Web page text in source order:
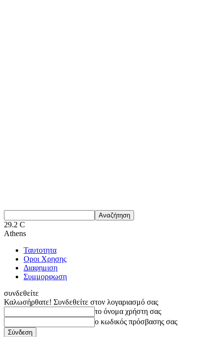
29.2 C
Athens
Ταυτοτητα
Οροι Χρησης
Διαφημιση
Συμμορφωση
συνδεθείτε
Καλωσήρθατε! Συνδεθείτε στον λογαριασμό σας
το όνομα χρήστη σας
ο κωδικός πρόσβασης σας